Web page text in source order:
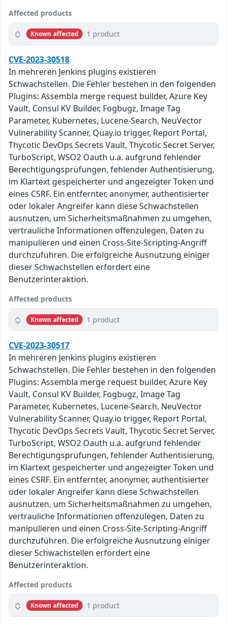
Affected products
Known affected 1 product
CVE-2023-30518
In mehreren Jenkins plugins existieren
Schwachstellen. Die Fehler bestehen in den folgenden
Plugins: Assembla merge request builder, Azure Key
Vault, Consul KV Builder, Fogbugz, Image Tag
Parameter, Kubernetes, Lucene-Search, NeuVector
Vulnerability Scanner, Quay.io trigger, Report Portal,
Thycotic DevOps Secrets Vault, Thycotic Secret Server,
TurboScript, WSO2 Oauth u.a. aufgrund fehlender
Berechtigungsprüfungen, fehlender Authentisierung,
im Klartext gespeicherter und angezeigter Token und
eines CSRF. Ein entfernter, anonymer, authentisierter
oder lokaler Angreifer kann diese Schwachstellen
ausnutzen, um Sicherheitsmaßnahmen zu umgehen,
vertrauliche Informationen offenzulegen, Daten zu
manipulieren und einen Cross-Site-Scripting-Angriff
durchzuführen. Die erfolgreiche Ausnutzung einiger
dieser Schwachstellen erfordert eine
Benutzerinteraktion.
Affected products
Known affected 1 product
CVE-2023-30517
In mehreren Jenkins plugins existieren
Schwachstellen. Die Fehler bestehen in den folgenden
Plugins: Assembla merge request builder, Azure Key
Vault, Consul KV Builder, Fogbugz, Image Tag
Parameter, Kubernetes, Lucene-Search, NeuVector
Vulnerability Scanner, Quay.io trigger, Report Portal,
Thycotic DevOps Secrets Vault, Thycotic Secret Server,
TurboScript, WSO2 Oauth u.a. aufgrund fehlender
Berechtigungsprüfungen, fehlender Authentisierung,
im Klartext gespeicherter und angezeigter Token und
eines CSRF. Ein entfernter, anonymer, authentisierter
oder lokaler Angreifer kann diese Schwachstellen
ausnutzen, um Sicherheitsmaßnahmen zu umgehen,
vertrauliche Informationen offenzulegen, Daten zu
manipulieren und einen Cross-Site-Scripting-Angriff
durchzuführen. Die erfolgreiche Ausnutzung einiger
dieser Schwachstellen erfordert eine
Benutzerinteraktion.
Affected products
Known affected 1 product